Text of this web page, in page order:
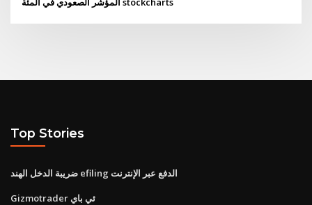
Top Stories
ضريبة الدخل الهند efiling الدفع عبر الإنترنت
Gizmotrader ئي باي